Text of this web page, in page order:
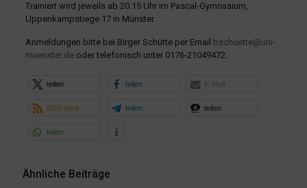
Trainiert wird jeweils ab 20.15 Uhr im Pascal-Gymnasium,
Uppenkampstiege 17 in Münster.
Anmeldungen bitte bei Birger Schütte per Email bschuette@uni-
muenster.deoder telefonisch unter 0176-21049472.
teilen teilen E-Mail
RSS-feed teilen teilen
teilen
Ähnliche Beiträge